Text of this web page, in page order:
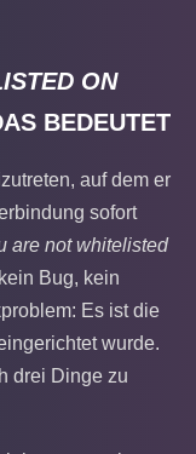
ON
BEDEUTET
auf dem er
sofort
are not whitelisted
Bug, kein
Es ist die
wurde.
drei Dinge zu